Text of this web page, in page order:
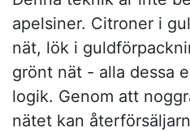
apelsiner. Citroner i
nät, lök i
grönt nät - alla dessa
logik. Genom att
nätet kan